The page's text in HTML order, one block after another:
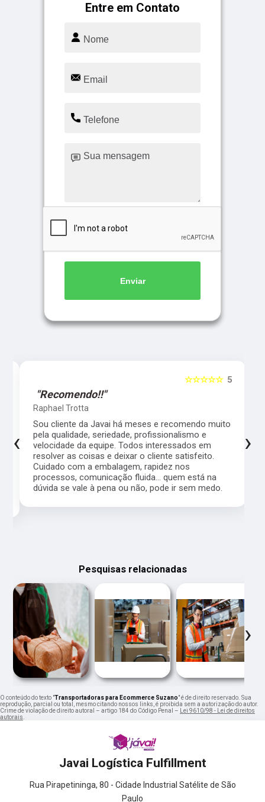
Entre em Contato
Enviar
5
☆☆☆☆☆
"Recomendo!!"
Raphael Trotta
Sou cliente da Javai há meses e recomendo muito
pela qualidade, seriedade, profissionalismo e
velocidade da equipe. Todos interessados em
resolver as coisas e deixar o cliente satisfeito.
Cuidado com a embalagem, rapidez nos
processos, comunicação fluida... quem está na
dúvida se vale à pena ou não, pode ir sem medo.
‹ ›
Pesquisas relacionadas
‹ ›
O conteúdo do texto "Transportadoras para Ecommerce Suzano" é de direito reservado. Sua
reprodução, parcial ou total, mesmo citando nossos links, é proibida sem a autorização do autor.
Crime de violação de direito autoral – artigo 184 do Código Penal – Lei 9610/98 - Lei de direitos
autorais.
Javai Logística Fulfillment
Rua Pirapetininga, 80 - Cidade Industrial Satélite de São
Paulo